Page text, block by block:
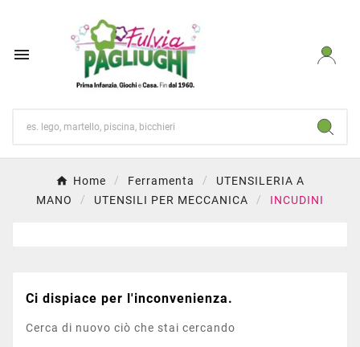

Home Ferramenta
UTENSILERIA A
MANO
UTENSILI PER MECCANICA INCUDINI
Ci dispiace per l'inconvenienza.
Cerca di nuovo ciò che stai cercando